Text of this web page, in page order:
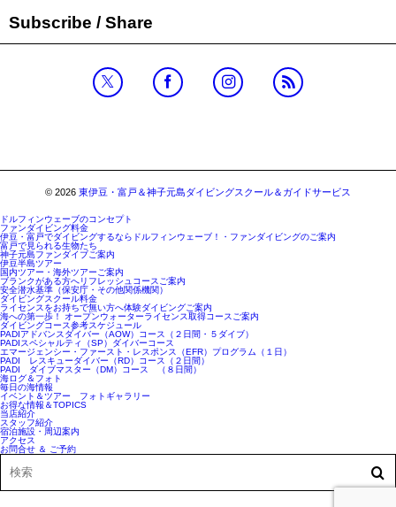
Subscribe / Share
© 2026 東伊豆・富戸＆神子元島ダイビングスクール＆ガイドサービス
ドルフィンウェーブのコンセプト
ファンダイビング料金
伊豆・富戸でダイビングするならドルフィンウェーブ！・ファンダイビングのご案内
富戸で見られる生物たち
神子元島ファンダイブご案内
伊豆半島ツアー
国内ツアー・海外ツアーご案内
ブランクがある方へリフレッシュコースご案内
安全潜水基準（保安庁・その他関係機関）
ダイビングスクール料金
ライセンスをお持ちで無い方へ体験ダイビングご案内
海への第一歩！ オープンウォーターライセンス取得コースご案内
ダイビングコース参考スケジュール
PADIアドバンスダイバー（AOW）コース（２日間・５ダイブ）
PADIスペシャルティ（SP）ダイバーコース
エマージェンシー・ファースト・レスポンス（EFR）プログラム（１日）
PADI レスキューダイバー（RD）コース（２日間）
PADI ダイブマスター（DM）コース （８日間）
海ログ＆フォト
毎日の海情報
イベント＆ツアー フォトギャラリー
お得な情報＆TOPICS
当店紹介
スタッフ紹介
宿泊施設・周辺案内
アクセス
お問合せ ＆ ご予約